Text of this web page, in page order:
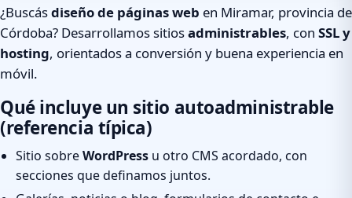
¿Buscásdiseño de páginas web en Miramar, provincia de
Córdoba? Desarrollamos sitiosadministrables, con SSL y
hosting, orientados a conversión y buena experiencia en
móvil.
Qué incluye un sitio autoadministrable
(referencia típica)
Sitio sobreWordPress u otro CMS acordado, con
secciones que definamos juntos.